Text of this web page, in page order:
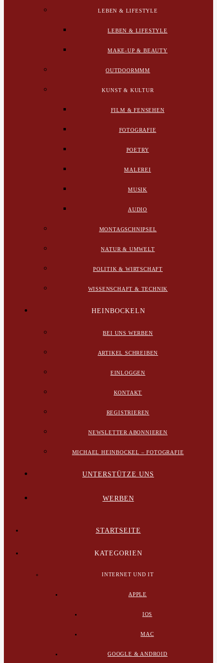
LEBEN & LIFESTYLE
LEBEN & LIFESTYLE
MAKE-UP & BEAUTY
OUTDOORMMM
KUNST & KULTUR
FILM & FENSEHEN
FOTOGRAFIE
POETRY
MALEREI
MUSIK
AUDIO
MONTAGSCHNIPSEL
NATUR & UMWELT
POLITIK & WIRTSCHAFT
WISSENSCHAFT & TECHNIK
HEINBOCKELN
BEI UNS WERBEN
ARTIKEL SCHREIBEN
EINLOGGEN
KONTAKT
REGISTRIEREN
NEWSLETTER ABONNIEREN
MICHAEL HEINBOCKEL – FOTOGRAFIE
UNTERSTÜTZE UNS
WERBEN
STARTSEITE
KATEGORIEN
INTERNET UND IT
APPLE
IOS
MAC
GOOGLE & ANDROID